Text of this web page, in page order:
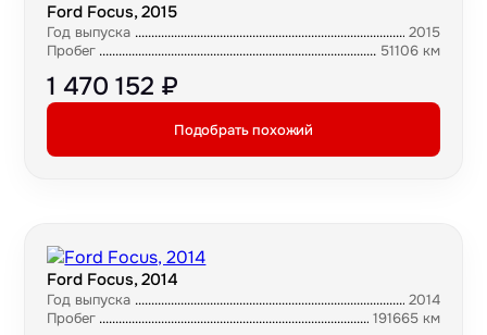
Ford Focus, 2015
Год выпуска
2015
Пробег
51106 км
1 470 152 ₽
Подобрать похожий
Ford Focus, 2014
Год выпуска
2014
Пробег
191665 км